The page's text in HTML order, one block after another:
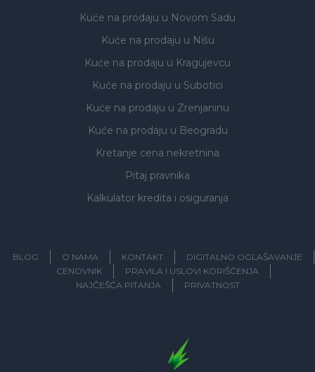
Kuće na prodaju u Novom Sadu
Kuće na prodaju u Nišu
Kuće na prodaju u Kragujevcu
Kuće na prodaju u Subotici
Kuće na prodaju u Zrenjaninu
Kuće na prodaju u Beogradu
Kretanje cena nekretnina
Pitaj pravnika
Kalkulator kredita i osiguranja
BLOG O NAMA KONTAKT
DIGITALNO OGLAŠAVANJE
CENOVNIK
PRAVILA I USLOVI KORIŠĆENJA
NAJČEŠĆA PITANJA
PRIVATNOST